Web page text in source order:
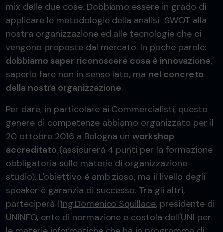
mix delle due cose. Dobbiamo essere in grado di
applicare le metodologie della analisi SWOT alla
nostra organizzazione ed alle tecnologie che ci
vengono proposte dal mercato. In poche parole:
dobbiamo saper riconoscere cosa è innovazione,
saperlo fare non in senso lato, ma nel concreto
della nostra organizzazione.
Per dare, in particolare ai Commercialisti, questo
genere di competenze abbiamo organizzato per il
20 ottobre 2016 a Bologna un workshop
accreditato (assicurerà 4 punti per la formazione
obbligatoria sulle materie di organizzazione
studio). L'obiettivo è ambizioso, ma il livello degli
speaker è garanzia di successo. Tra gli altri,
parteciperà l'Ing.Domenico Squillace, presidente di
UNINFO, ente di normazione e costola dell'UNI per